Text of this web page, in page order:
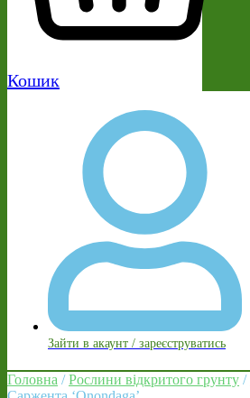
Кошик
Зайти в акаунт / зареєструватись
Головна /Рослини відкритого грунту /